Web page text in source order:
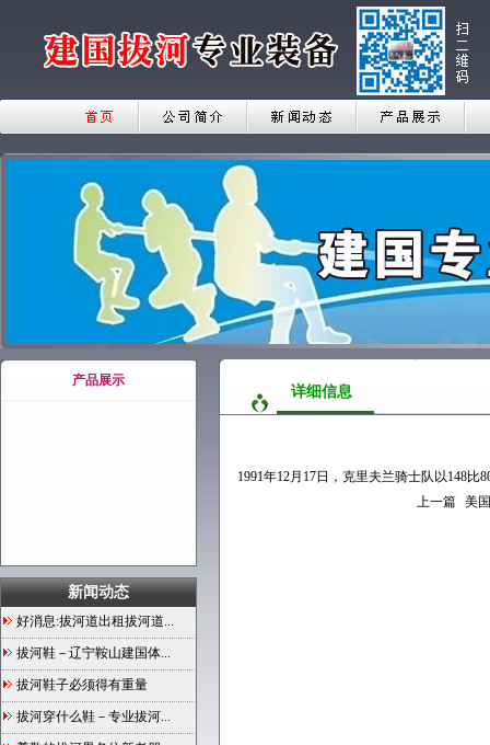
产品展示
新闻动态
好消息:拔河道出租拔河道...
拔河鞋－辽宁鞍山建国体...
拔河鞋子必须得有重量
拔河穿什么鞋－专业拔河...
详细信息
1991年12月17日，克里夫兰骑士队以148
上一篇 美